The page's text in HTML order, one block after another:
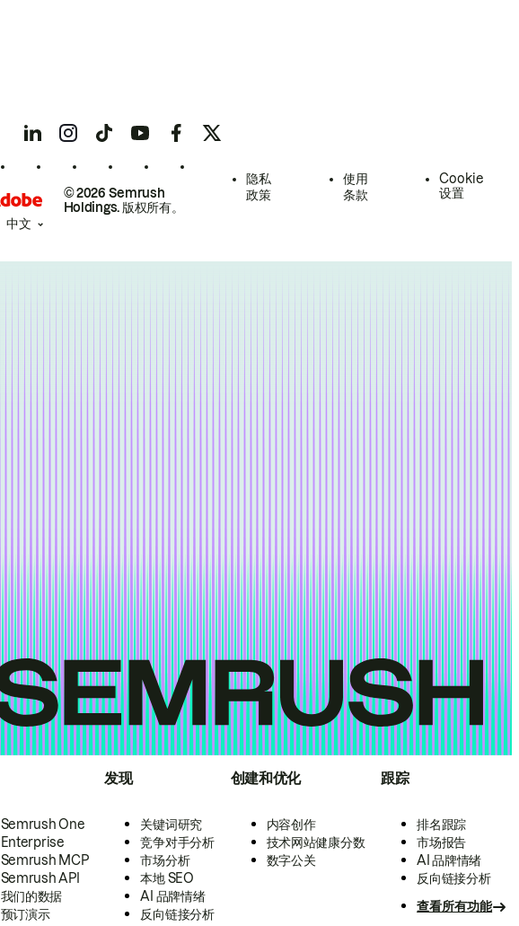
Semrush One
Enterprise
Semrush MCP
Semrush API
我们的数据
预订演示
发现
关键词研究
竞争对手分析
市场分析
本地 SEO
AI 品牌情绪
反向链接分析
创建和优化
内容创作
技术网站健康分数
数字公关
跟踪
排名跟踪
市场报告
AI 品牌情绪
反向链接分析
查看所有功能
© 2026 Semrush
Holdings. 版权所有。
隐私
政策
使用
条款
Cookie
设置
中文